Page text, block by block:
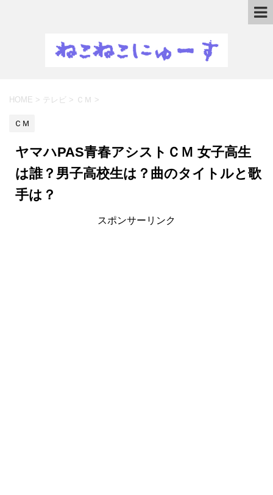
HOME > テレビ > ＣＭ >
ＣＭ
ヤマハPAS青春アシストＣＭ 女子高生
は誰？男子高校生は？曲のタイトルと歌
手は？
スポンサーリンク